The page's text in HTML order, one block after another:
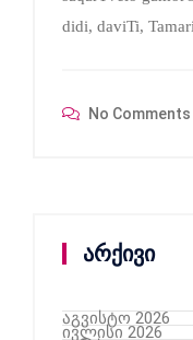
didi, daviTi,
No Comments
არქივი
აგვისტო 2026
ივლისი 2026